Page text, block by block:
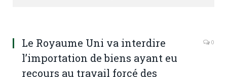
Le Royaume Uni va interdire
l’importation de biens ayant eu
recours au travail forcé des
0